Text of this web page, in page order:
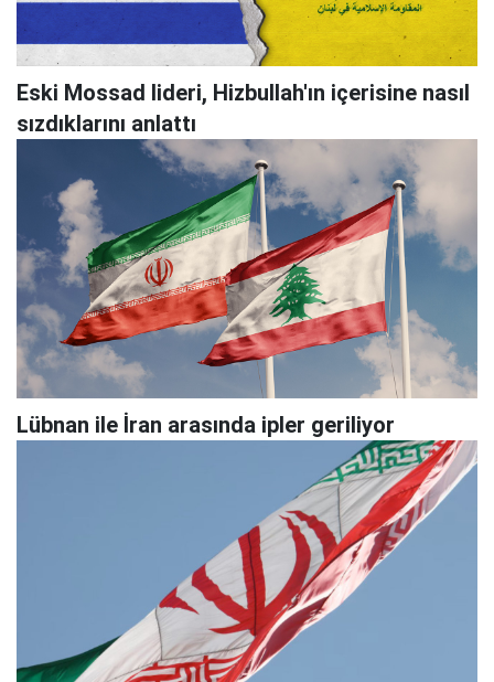
Eski Mossad lideri, Hizbullah'ın içerisine nasıl
sızdıklarını anlattı
Lübnan ile İran arasında ipler geriliyor